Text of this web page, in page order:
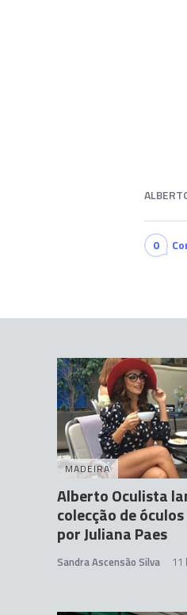
0
MADEIRA
Alberto Oculista
colecção de
por Juliana Paes
Sandra Ascensão Silva 11